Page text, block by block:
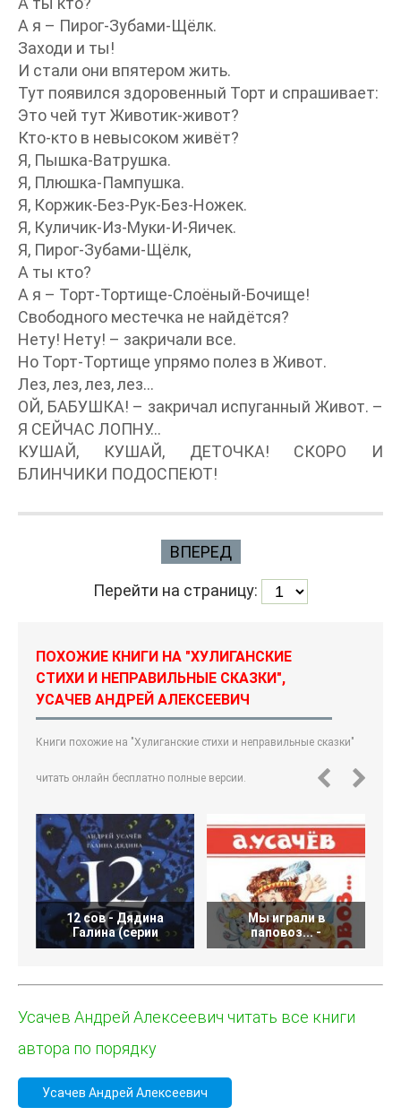
А я – Пирог-Зубами-Щёлк.
Заходи и ты!
И стали они впятером жить.
Тут появился здоровенный Торт и спрашивает:
Это чей тут Животик-живот?
Кто-кто в невысоком живёт?
Я, Пышка-Ватрушка.
Я, Плюшка-Пампушка.
Я, Коржик-Без-Рук-Без-Ножек.
Я, Куличик-Из-Муки-И-Яичек.
Я, Пирог-Зубами-Щёлк,
А ты кто?
А я – Торт-Тортище-Слоёный-Бочище!
Свободного местечка не найдётся?
Нету! Нету! – закричали все.
Но Торт-Тортище упрямо полез в Живот.
Лез, лез, лез, лез…
ОЙ, БАБУШКА! – закричал испуганный Живот. –
Я СЕЙЧАС ЛОПНУ…
КУШАЙ, КУШАЙ, ДЕТОЧКА! СКОРО И
БЛИНЧИКИ ПОДОСПЕЮТ!
ВПЕРЕД
Перейти на страницу:
ПОХОЖИЕ КНИГИ НА "ХУЛИГАНСКИЕ
СТИХИ И НЕПРАВИЛЬНЫЕ СКАЗКИ",
УСАЧЕВ АНДРЕЙ АЛЕКСЕЕВИЧ
Книги похожие на "Хулиганские стихи и неправильные сказки"
читать онлайн бесплатно полные версии.
12 сов - Дядина
Галина (серии
Мы играли в
паповоз... -
Усачев Андрей Алексеевич читать все книги
автора по порядку
Усачев Андрей Алексеевич